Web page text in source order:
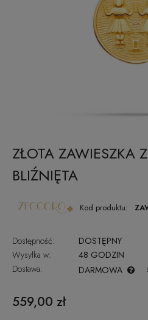
ZŁOTA ZAWIESZKA
BLIŹNIĘTA
Kod produktu:
Dostępność:
DOSTĘPNY
Wysyłka w:
48 GODZIN
Dostawa:
DARMOWA
559,00 zł